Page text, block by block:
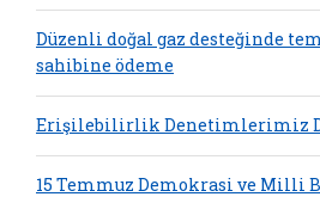
Düzenli doğal gaz desteğinde
sahibine ödeme
Erişilebilirlik Denetimlerimiz
15 Temmuz Demokrasi ve Milli